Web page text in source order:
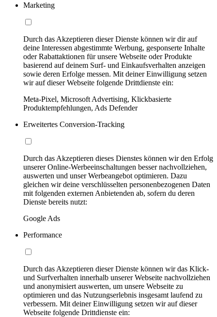
Marketing
Durch das Akzeptieren dieser Dienste können wir dir auf
deine Interessen abgestimmte Werbung, gesponserte Inhalte
oder Rabattaktionen für unsere Webseite oder Produkte
basierend auf deinem Surf- und Einkaufsverhalten anzeigen
sowie deren Erfolge messen. Mit deiner Einwilligung setzen
wir auf dieser Webseite folgende Drittdienste ein:
Meta-Pixel, Microsoft Advertising, Klickbasierte
Produktempfehlungen, Ads Defender
Erweitertes Conversion-Tracking
Durch das Akzeptieren dieses Dienstes können wir den Erfolg
unserer Online-Werbeeinschaltungen besser nachvollziehen,
auswerten und unser Werbeangebot optimieren. Dazu
gleichen wir deine verschlüsselten personenbezogenen Daten
mit folgenden externen Anbietenden ab, sofern du deren
Dienste bereits nutzt:
Google Ads
Performance
Durch das Akzeptieren dieser Dienste können wir das Klick-
und Surfverhalten innerhalb unserer Webseite nachvollziehen
und anonymisiert auswerten, um unsere Webseite zu
optimieren und das Nutzungserlebnis insgesamt laufend zu
verbessern. Mit deiner Einwilligung setzen wir auf dieser
Webseite folgende Drittdienste ein: